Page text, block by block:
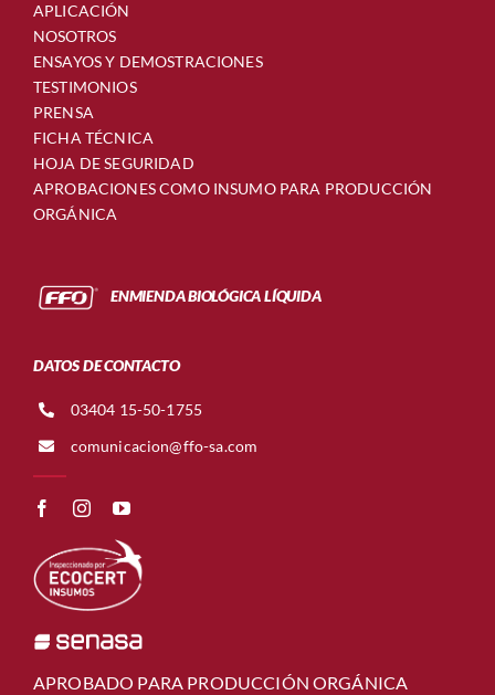
APLICACIÓN
NOSOTROS
ENSAYOS Y DEMOSTRACIONES
TESTIMONIOS
PRENSA
FICHA TÉCNICA
HOJA DE SEGURIDAD
APROBACIONES COMO INSUMO PARA PRODUCCIÓN
ORGÁNICA
ENMIENDA BIOLÓGICA LÍQUIDA
DATOS DE CONTACTO
03404 15-50-1755
comunicacion@ffo-sa.com
APROBADO PARA PRODUCCIÓN ORGÁNICA